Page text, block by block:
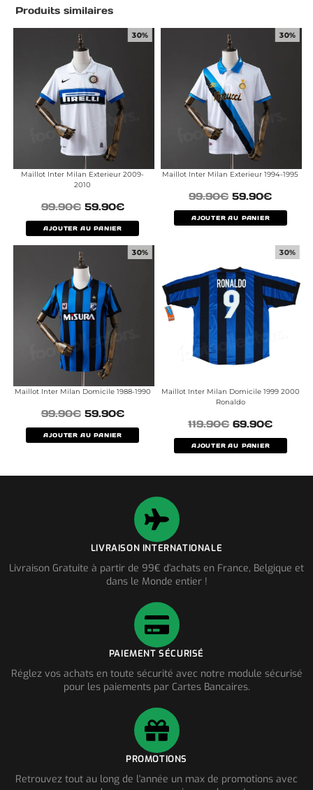
Produits similaires
30%
Maillot Inter Milan Exterieur 2009-
2010
99.90€ 59.90€
AJOUTER AU PANIER
30%
Maillot Inter Milan Exterieur 1994-1995
99.90€ 59.90€
AJOUTER AU PANIER
30%
Maillot Inter Milan Domicile 1988-1990
99.90€ 59.90€
AJOUTER AU PANIER
30%
Maillot Inter Milan Domicile 1999 2000
Ronaldo
119.90€ 69.90€
AJOUTER AU PANIER
LIVRAISON INTERNATIONALE
Livraison Gratuite à partir de 99€ d'achats en France, Belgique et
dans le Monde entier !
PAIEMENT SÉCURISÉ
Réglez vos achats en toute sécurité avec notre module sécurisé
pour les paiements par Cartes Bancaires.
PROMOTIONS
Retrouvez tout au long de l'année un max de promotions avec